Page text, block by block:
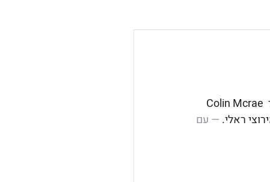
Colin Mcrae זכרו לברכה, אלוף העולם מספר פעמים במירוצי ראלי ברגע של שחרור מתחים לאחר עוד
ראלי.